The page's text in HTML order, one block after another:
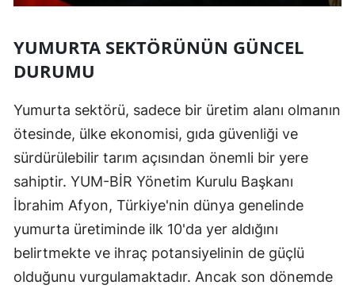
YUMURTA SEKTÖRÜNÜN GÜNCEL
DURUMU
Yumurta sektörü, sadece bir üretim alanı olmanın
ötesinde, ülke ekonomisi, gıda güvenliği ve
sürdürülebilir tarım açısından önemli bir yere
sahiptir. YUM-BİR Yönetim Kurulu Başkanı
İbrahim Afyon, Türkiye'nin dünya genelinde
yumurta üretiminde ilk 10'da yer aldığını
belirtmekte ve ihraç potansiyelinin de güçlü
olduğunu vurgulamaktadır. Ancak son dönemde